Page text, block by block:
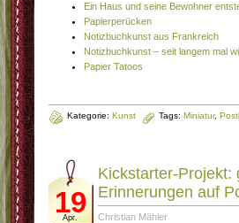
Ein Haus und seine Bewohner
Papierperücken
Notizbuchkunst aus Frankreich
Notizbuchkunst – seit langem mal
Papier Tatoos
Kategorie: Kunst Tags: Miniatur,
19
Apr.
Kickstarter-Projekt:
Erinnerungen auf
Christian Mähler